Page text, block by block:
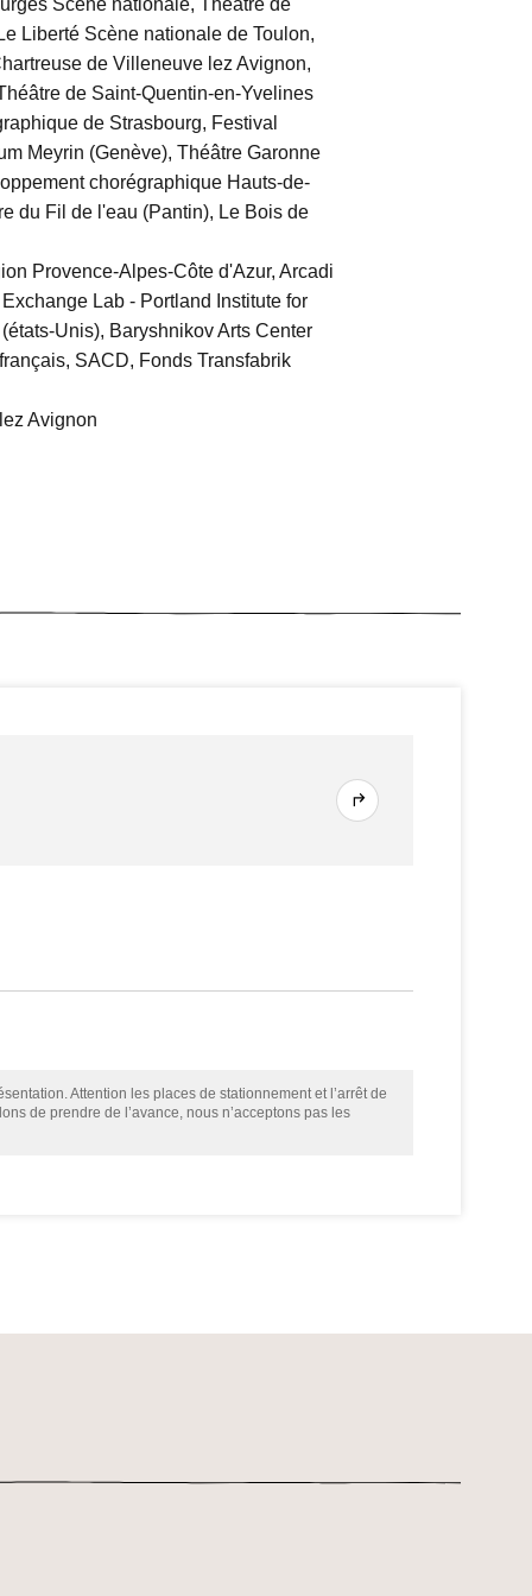
Liberté Scène nationale de Toulon,
de Villeneuve lez Avignon,
de Saint-Quentin-en-Yvelines
de Strasbourg, Festival
Meyrin (Genève), Théâtre Garonne
chorégraphique Hauts-de-
du Fil de l'eau (Pantin), Le Bois de
Provence-Alpes-Côte d'Azur, Arcadi
Lab - Portland Institute for
Unis), Baryshnikov Arts Center
SACD, Fonds Transfabrik
Avignon
Attention les places de stationnement et l’arrêt de
de prendre de l’avance, nous n’acceptons pas les